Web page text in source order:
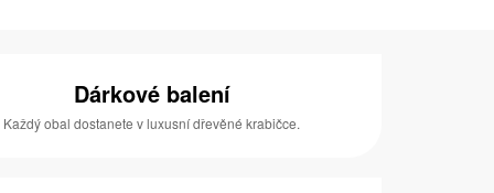
Dárkové balení
Každý obal dostanete v luxusní dřevěné krabičce.